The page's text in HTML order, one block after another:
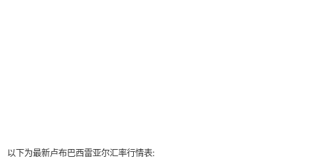
以下为最新卢布巴西雷亚尔汇率行情表: